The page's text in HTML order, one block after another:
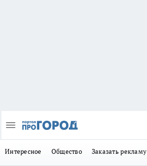
Интересное Общество Заказать рекламу